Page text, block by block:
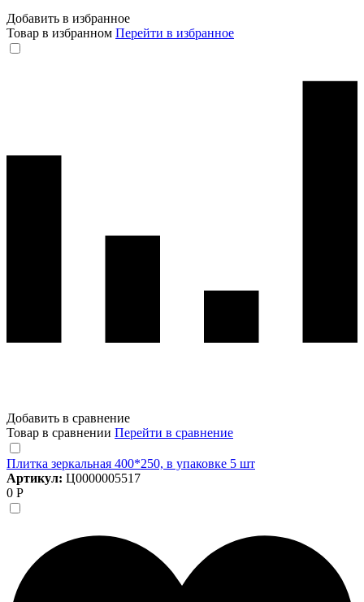
Добавить в избранное
Товар в избранном Перейти в избранное
Добавить в сравнение
Товар в сравнении Перейти в сравнение
Плитка зеркальная 400*250, в упаковке 5 шт
Артикул: Ц0000005517
0 Р